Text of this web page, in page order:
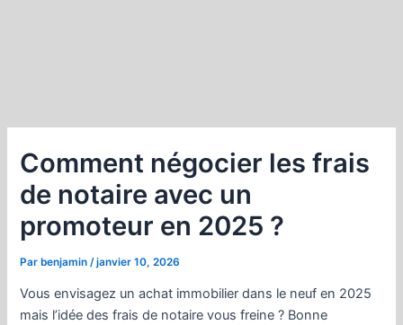
Comment négocier les frais
de notaire avec un
promoteur en 2025 ?
Par benjamin/janvier 10, 2026
Vous envisagez un achat immobilier dans le neuf en 2025
mais l’idée des frais de notaire vous freine ? Bonne